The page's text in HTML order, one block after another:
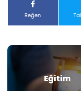
Beğen
Eğitim